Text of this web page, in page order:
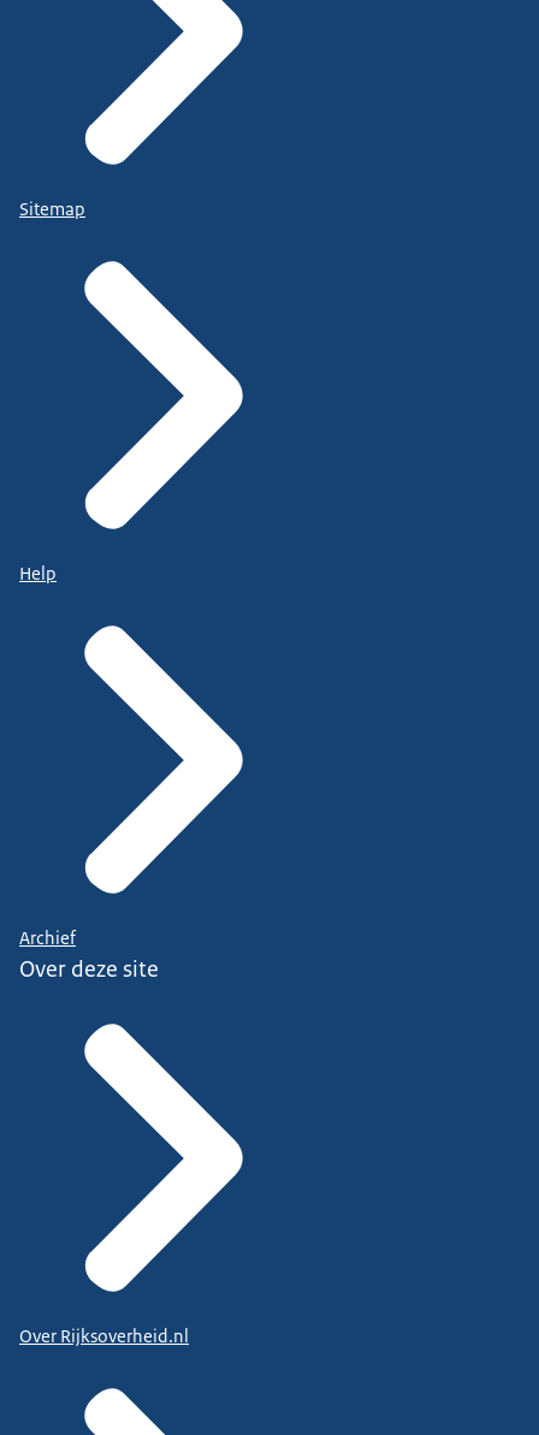
Sitemap
Help
Archief
Over deze site
Over Rijksoverheid.nl